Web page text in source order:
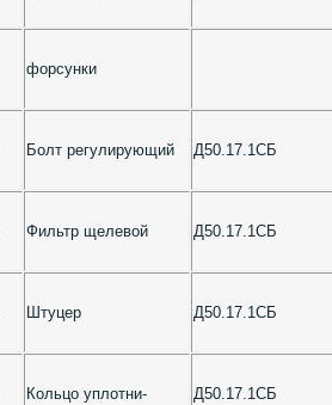
форсунки
Болт регулирующий Д50.17.1СБ
Фильтр щелевой Д50.17.1СБ
Штуцер Д50.17.1СБ
Кольцо уплотни- Д50.17.1СБ